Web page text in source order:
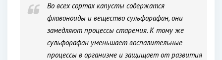
Во всех сортах капусты содержатся
флавоноиды и вещество сульфорафан, они
замедляют процессы старения. К тому же
сульфорафан уменьшает воспалительные
процессы в организме и защищает от развития